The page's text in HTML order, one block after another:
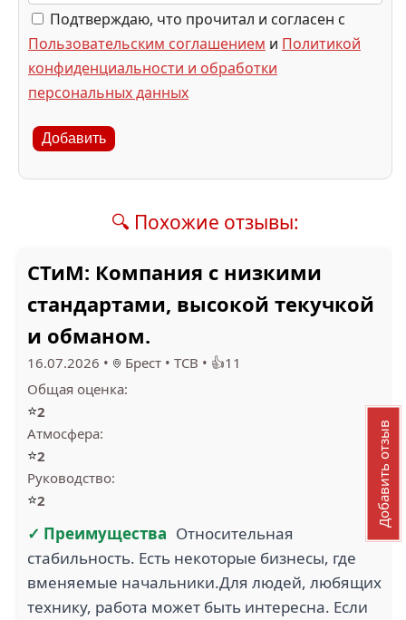
Подтверждаю, что прочитал и согласен с
Пользовательским соглашением и Политикой
конфиденциальности и обработки
персональных данных
Добавить
🔍 Похожие отзывы:
СТиМ: Компания с низкими
стандартами, высокой текучкой
и обманом.
16.07.2026 • Брест • ТСВ • 👍11
Общая оценка:
⭐2
Атмосфера:
⭐2
Руководство:
⭐2
✓ Преимущества Относительная
стабильность. Есть некоторые бизнесы, где
вменяемые начальники.Для людей, любящих
технику, работа может быть интересна. Если
Добавить отзыв